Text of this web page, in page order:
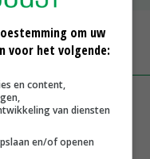
en Amalthea gaat
om uw
voor het volgende:
en content,
van diensten
en/of openen